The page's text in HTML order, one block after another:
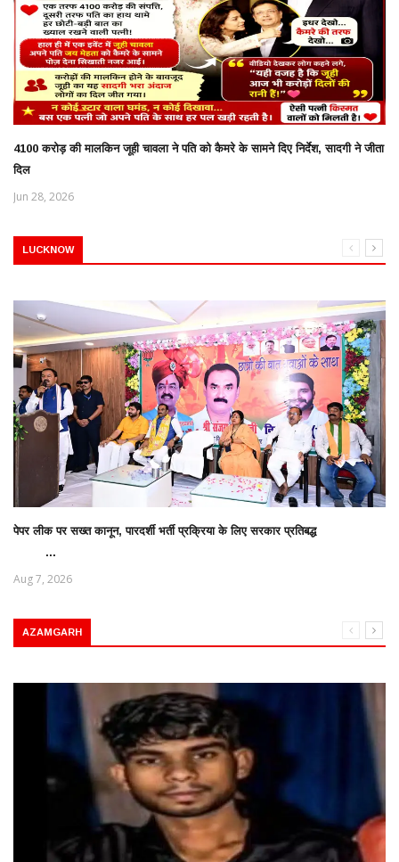
4100 करोड़ की मालकिन जूही चावला ने पति को कैमरे के सामने दिए निर्देश, सादगी ने जीता
दिल
Jun 28, 2026
LUCKNOW
पेपर लीक पर सख्त कानून, पारदर्शी भर्ती प्रक्रिया के लिए सरकार प्रतिबद्ध
...
Aug 7, 2026
AZAMGARH